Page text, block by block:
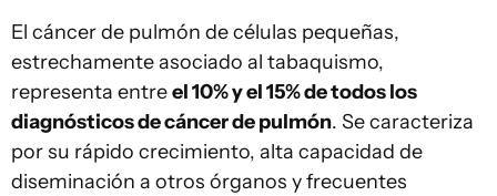
El cáncer de pulmón de células pequeñas,
estrechamente asociado al tabaquismo,
representa entreel 10% y el 15% de todos los
diagnósticos de cáncer de pulmón. Se caracteriza
por su rápido crecimiento, alta capacidad de
diseminación a otros órganos y frecuentes